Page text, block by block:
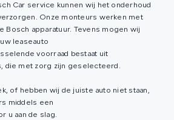
Car service kunnen wij het onderhoud
Onze monteurs werken met
Bosch apparatuur. Tevens mogen wij
leaseauto
voorraad bestaat uit
die met zorg zijn geselecteerd.
of hebben wij de juiste auto niet staan,
middels een
u aan de slag.